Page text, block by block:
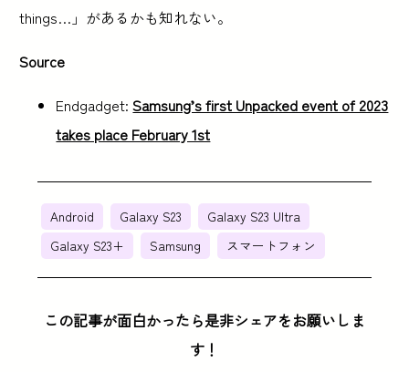
things…」があるかも知れない。
Source
Endgadget:Samsung’s first Unpacked event of 2023
takes place February 1st
Android Galaxy S23
Galaxy S23 Ultra
Galaxy S23+
Samsung スマートフォン
この記事が面白かったら是非シェアをお願いしま
す！